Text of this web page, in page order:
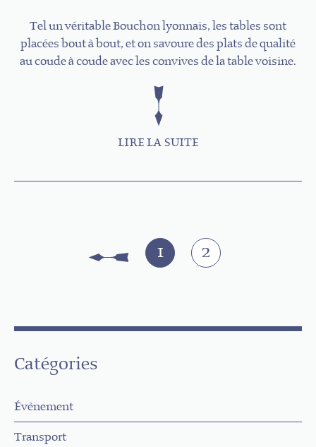
Tel un véritable Bouchon lyonnais, les tables sont
placées bout à bout, et on savoure des plats de qualité
au coude à coude avec les convives de la table voisine.
LIRE LA SUITE
1 2
Catégories
Évènement
Transport